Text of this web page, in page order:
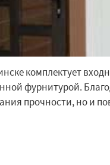
комплектует
фурнитурой.
прочности, но и